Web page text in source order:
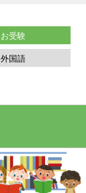
お受験
外国語